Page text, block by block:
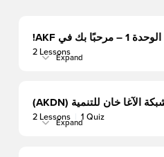
الوحدة 1 – مرحبًا بك في AKF!
2 LessonsExpandالوحدة
بك
AKF!
2 Lessons 1 Quiz
Expandالوحدة